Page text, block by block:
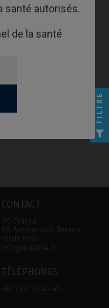
santé autorisés.
de la santé
CONTACT
IPD France
88 Avenue des Ternes ‑
75017 Paris
info@ipd2004.fr
TÉLÉPHONES
+33 1 80 90 45 45
FILTRE